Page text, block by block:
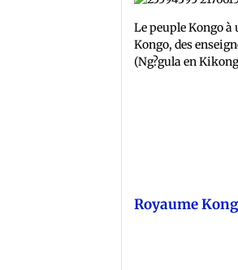
Le peuple Kongo
Kongo, des
(Ng?gula en
Royaume